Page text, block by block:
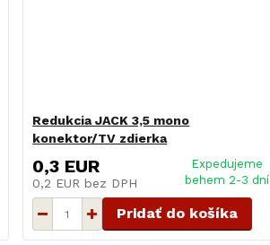
Redukcia JACK 3,5 mono
konektor/TV zdierka
0,3 EUR
0,2 EUR bez DPH
Expedujeme
behem 2-3 dní
Pridať do košíka